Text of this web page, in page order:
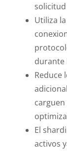
Utiliza
durante
Reduce
El
activos